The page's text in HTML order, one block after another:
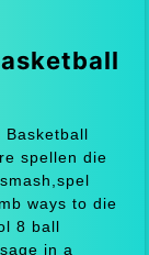
Basketball
spellen die
ways to die
8 ball
in a